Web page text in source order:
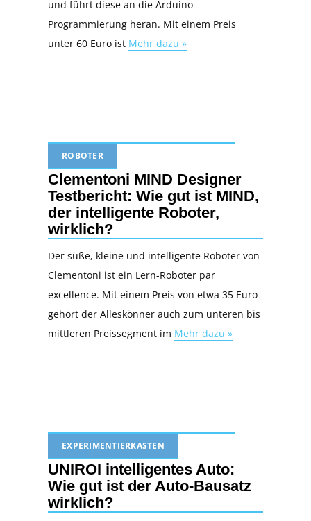
und führt diese an die Arduino-
Programmierung heran. Mit einem Preis
unter 60 Euro ist Mehr dazu »
ROBOTER
Clementoni MIND Designer
Testbericht: Wie gut ist MIND,
der intelligente Roboter,
wirklich?
Der süße, kleine und intelligente Roboter von
Clementoni ist ein Lern-Roboter par
excellence. Mit einem Preis von etwa 35 Euro
gehört der Alleskönner auch zum unteren bis
mittleren Preissegment im Mehr dazu »
EXPERIMENTIERKASTEN
UNIROI intelligentes Auto:
Wie gut ist der Auto-Bausatz
wirklich?